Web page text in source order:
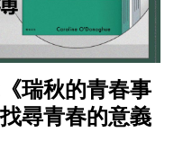
瑞秋的青春事
尋青春的意義